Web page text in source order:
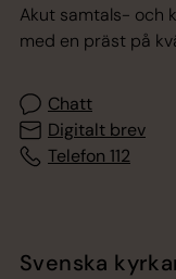
Akut samtals- och
med en präst på
Chatt
Digitalt brev
Telefon 112
Svenska